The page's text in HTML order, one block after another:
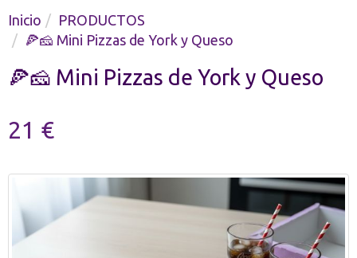
Inicio
PRODUCTOS
🍕🧀 Mini Pizzas de York y Queso
🍕🧀 Mini Pizzas de York y Queso
21 €